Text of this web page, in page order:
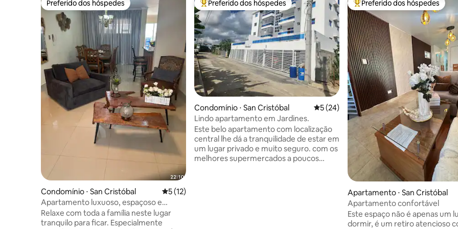
Preferido dos hóspedes
Preferido dos hóspedes
Condomínio ⋅ San Cristóbal 5 de uma avaliação média de 5, 12 avaliações
5 (12)
Apartamento luxuoso, espaçoso e
confortável
Relaxe com toda a família neste lugar
tranquilo para ficar. Especialmente
Entre os melhores preferidos dos hóspedes
Preferido dos hóspedes
Condomínio ⋅ San Cristóbal 5 de uma avaliação média de 5, 24
5 (24)
Lindo apartamento em Jardines.
Este belo apartamento com localização
central lhe dá a tranquilidade de estar em
um lugar privado e muito seguro. com os
melhores supermercados a poucos
Entre os melhores preferidos
Preferido dos hóspedes
Apartamento ⋅ San Cristóbal
Apartamento confortável
Este espaço não é apenas um
dormir, é um retiro atencioso